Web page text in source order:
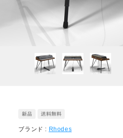
ブランド : Rhodes